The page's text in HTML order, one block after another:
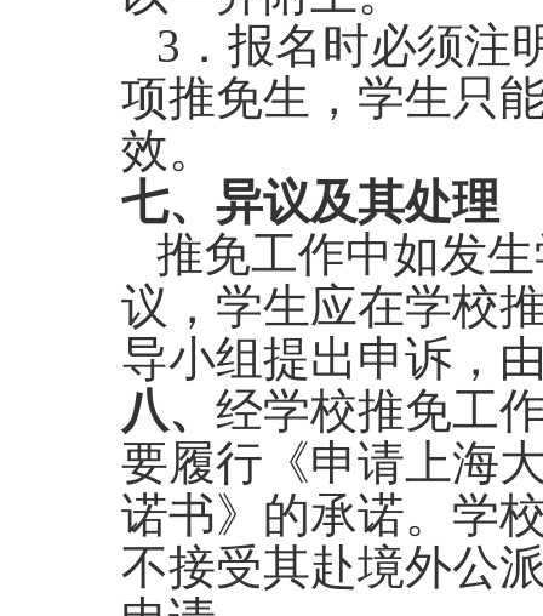
3 ．报名时必须
项推免生，学生只
效。
七、异议及其处理
推免工作中如发
议，学生应在学校
导小组提出申诉，
八、 经学校推免工
要履行《申请上海
诺书》的承诺。学
不接受其赴境外公